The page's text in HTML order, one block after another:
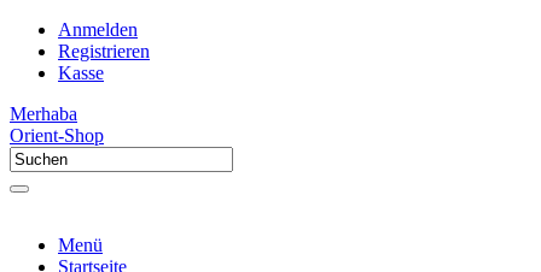
Anmelden
Registrieren
Kasse
Merhaba
Orient-Shop
Menü
Startseite